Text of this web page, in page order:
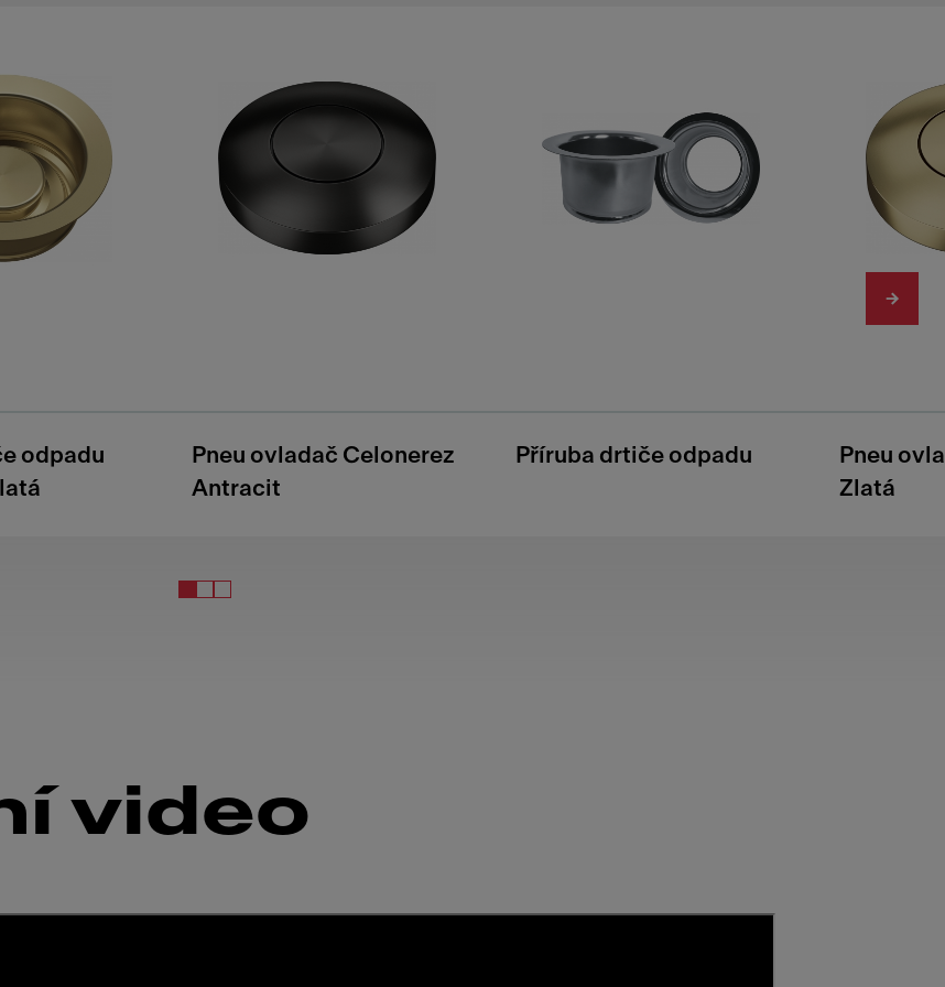
odpadu
Pneu ovladač Celonerez
Antracit
Příruba drtiče odpadu
Pneu
Zlatá
video